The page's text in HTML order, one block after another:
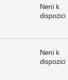
Není k
dispozici
Není k
dispozici